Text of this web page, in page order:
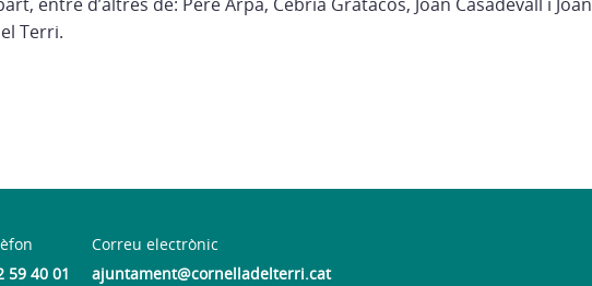
Terri.
59 40 01
Correu electrònic
ajuntament@cornelladelterri.cat